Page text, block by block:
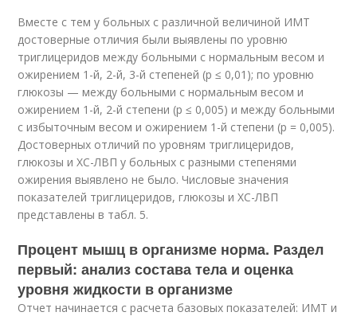
Вместе с тем у больных с различной величиной ИМТ
достоверные отличия были выявлены по уровню
триглицеридов между больными с нормальным весом и
ожирением 1-й, 2-й, 3-й степеней (р ≤ 0,01); по уровню
глюкозы — между больными с нормальным весом и
ожирением 1-й, 2-й степени (р ≤ 0,005) и между больными
с избыточным весом и ожирением 1-й степени (р = 0,005).
Достоверных отличий по уровням триглицеридов,
глюкозы и ХС-ЛВП у больных с разными степенями
ожирения выявлено не было. Числовые значения
показателей триглицеридов, глюкозы и ХС-ЛВП
представлены в табл. 5.
Процент мышц в организме норма. Раздел
первый: анализ состава тела и оценка
уровня жидкости в организме
Отчет начинается с расчета базовых показателей: ИМТ и